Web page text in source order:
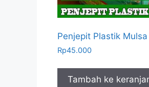
Penjepit Plastik Mulsa
Rp45.000
Tambah ke